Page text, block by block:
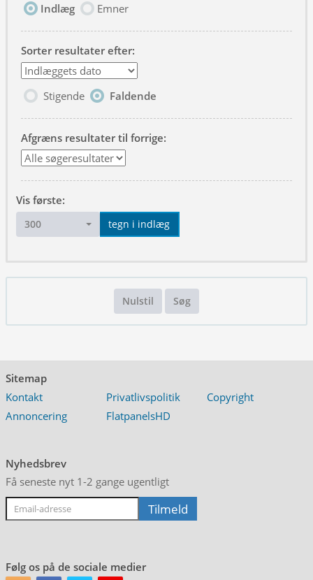
Indlæg
Emner
Sorter resultater efter:
Stigende Faldende
Afgræns resultater til forrige:
Vis første:
300 tegn i indlæg
Nulstil Søg
Sitemap
Kontakt
Privatlivspolitik
Copyright
Annoncering
FlatpanelsHD
Nyhedsbrev
Få seneste nyt 1-2 gange ugentligt
Følg os på de sociale medier